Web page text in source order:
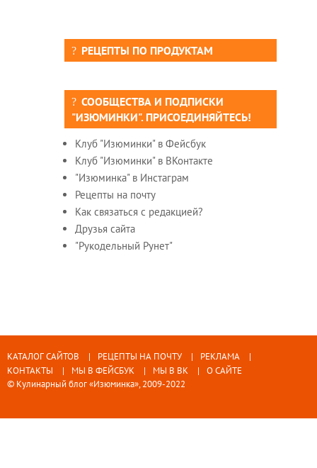
РЕЦЕПТЫ ПО ПРОДУКТАМ
СООБЩЕСТВА И ПОДПИСКИ
"ИЗЮМИНКИ". ПРИСОЕДИНЯЙТЕСЬ!
Клуб "Изюминки" в Фейсбук
Клуб "Изюминки" в ВКонтакте
"Изюминка" в Инстаграм
Рецепты на почту
Как связаться с редакцией?
Друзья сайта
"Рукодельный Рунет"
КАТАЛОГ САЙТОВ РЕЦЕПТЫ НА ПОЧТУ
РЕКЛАМА
КОНТАКТЫ
МЫ В ФЕЙСБУК МЫ В ВК
О САЙТЕ
© Кулинарный блог «Изюминка», 2009-2022